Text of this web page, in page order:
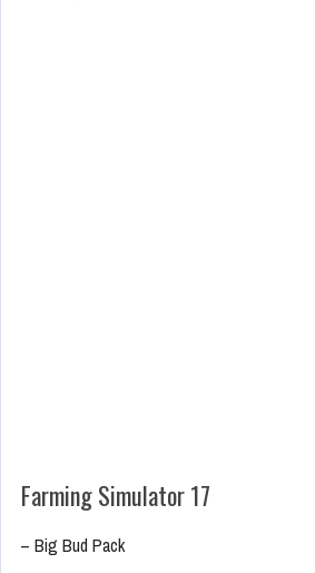
Farming Simulator 17
– Big Bud Pack